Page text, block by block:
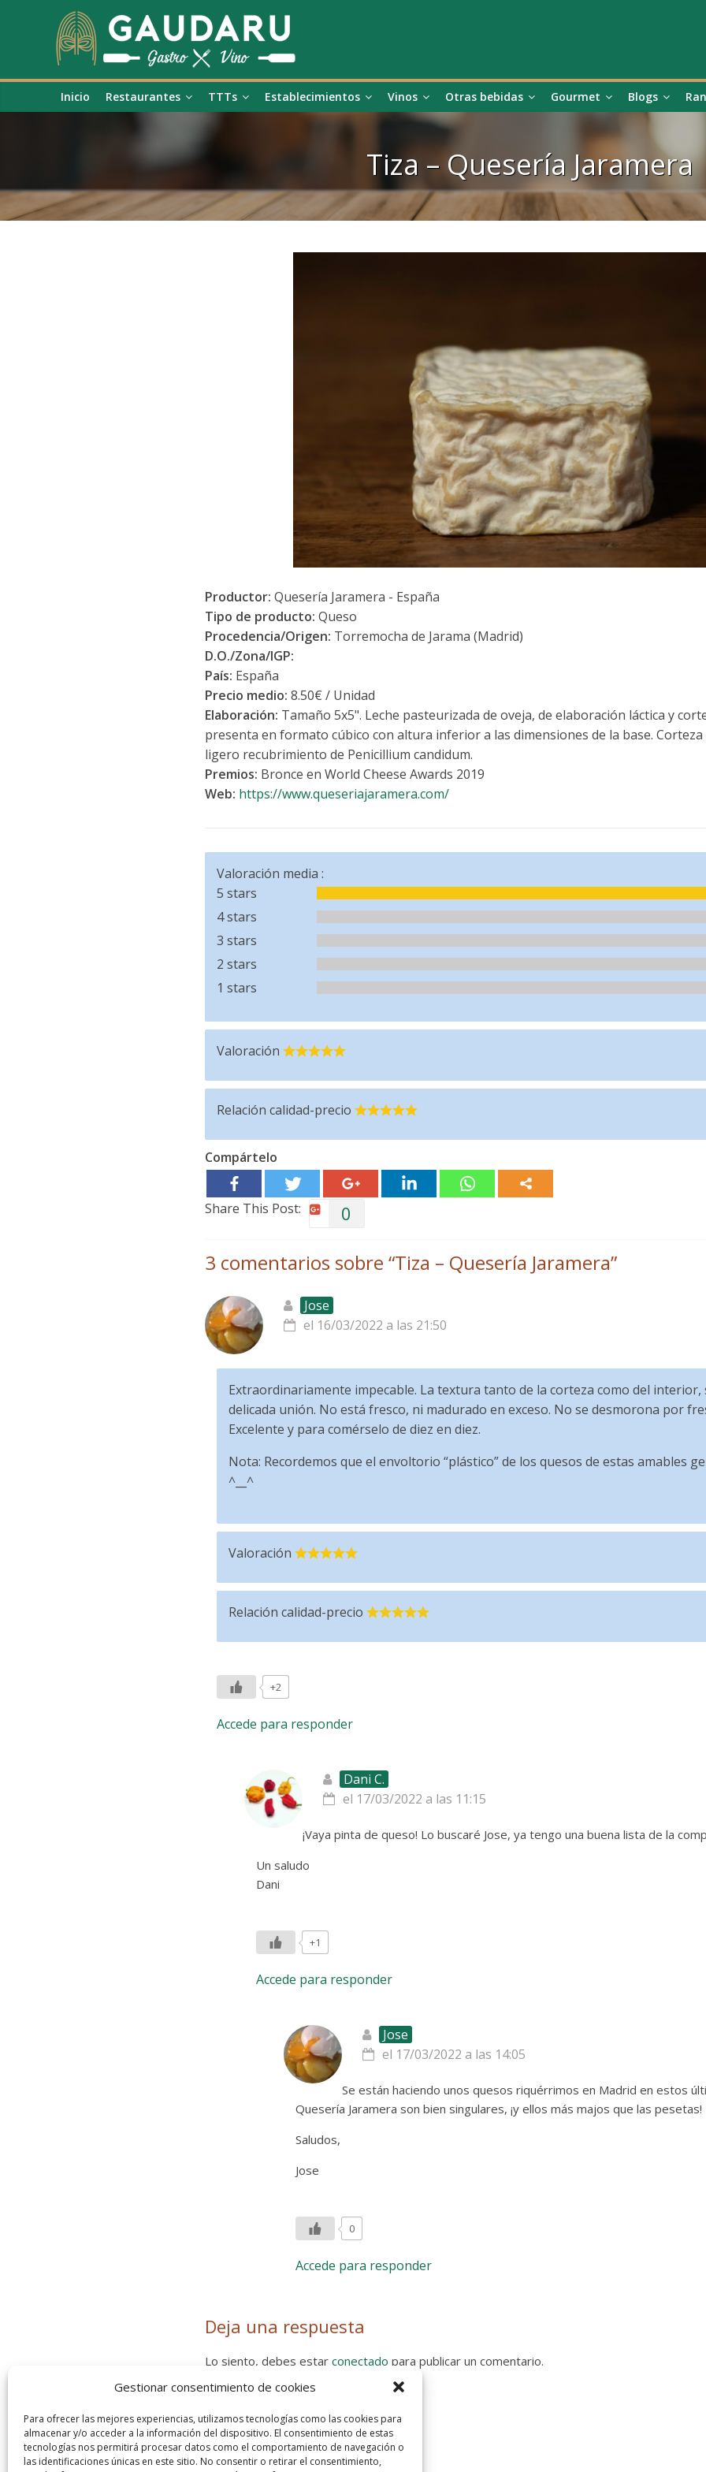
Gestionar consentimiento de cookies
Para ofrecer las mejores experiencias, utilizamos tecnologías como las cookies para
almacenar y/o acceder a la información del dispositivo. El consentimiento de estas
tecnologías nos permitirá procesar datos como el comportamiento de navegación o
las identificaciones únicas en este sitio. No consentir o retirar el consentimiento,
Inicio Restaurantes TTTs Establecimientos Vinos Otras bebidas Gourmet Blogs
Tiza – Quesería Jaramera
Productor: Quesería Jaramera - España
Tipo de producto: Queso
Procedencia/Origen: Torremocha de Jarama (Madrid)
D.O./Zona/IGP:
País: España
Precio medio: 8.50€ / Unidad
Elaboración: Tamaño 5x5". Leche pasteurizada de oveja, de elaboración láctica y
presenta en formato cúbico con altura inferior a las dimensiones de la base. Corteza
ligero recubrimiento de Penicillium candidum.
Premios: Bronce en World Cheese Awards 2019
Web: https://www.queseriajaramera.com/
Valoración media :
5 stars
4 stars
3 stars
2 stars
1 stars
Valoración
Relación calidad-precio
Compártelo
Share This Post: 0
3 comentarios sobre “Tiza – Quesería Jaramera”
Jose
el 16/03/2022 a las 21:50
Extraordinariamente impecable. La textura tanto de la corteza como del interior,
delicada unión. No está fresco, ni madurado en exceso. No se desmorona por
Excelente y para comérselo de diez en diez.
Nota: Recordemos que el envoltorio “plástico” de los quesos de estas amables
^__^
Valoración
Relación calidad-precio
+2
Accede para responder
Dani C.
el 17/03/2022 a las 11:15
¡Vaya pinta de queso! Lo buscaré Jose, ya tengo una buena lista de la
Un saludo
Dani
+1
Accede para responder
Jose
el 17/03/2022 a las 14:05
Se están haciendo unos quesos riquérrimos en Madrid en estos
Quesería Jaramera son bien singulares, ¡y ellos más majos que las pesetas!
Saludos,
Jose
0
Accede para responder
Deja una respuesta
Lo siento, debes estar conectado para publicar un comentario.
Entra con tu red social
He leído y acepto laPolítica de Privacidad